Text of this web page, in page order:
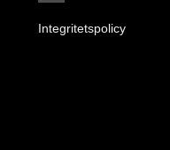
Integritetspolicy